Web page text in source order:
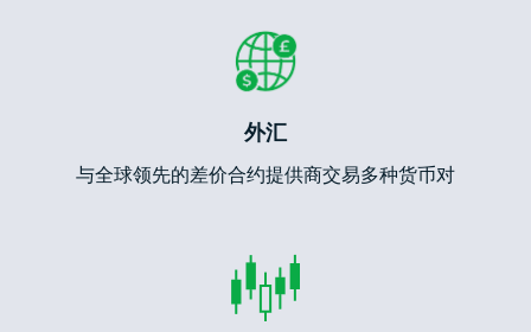
外汇
与全球领先的差价合约提供商交易多种货币对